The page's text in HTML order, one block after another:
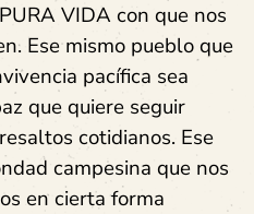
VIDA con que nos
Ese mismo pueblo que
pacífica sea
que quiere seguir
cotidianos. Ese
campesina que nos
en cierta forma